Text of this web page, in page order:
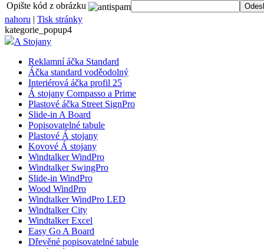
Opište kód z obrázku
nahoru | Tisk stránky
kategorie_popup4
A Stojany
Reklamní áčka Standard
Áčka standard voděodolný
Interiérová áčka profil 25
Á stojany Compasso a Prime
Plastové áčka Street SignPro
Slide-in A Board
Popisovatelné tabule
Plastové Á stojany
Kovové Á stojany
Windtalker WindPro
Windtalker SwingPro
Slide-in WindPro
Wood WindPro
Windtalker WindPro LED
Windtalker City
Windtalker Excel
Easy Go A Board
Dřevěné popisovatelné tabule